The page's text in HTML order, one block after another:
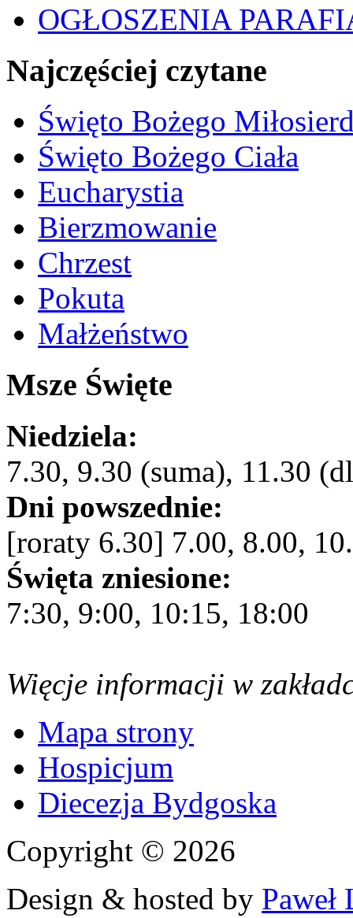
OGŁOSZENIA
Najczęściej czytane
Święto Bożego
Święto Bożego Ciała
Eucharystia
Bierzmowanie
Chrzest
Pokuta
Małżeństwo
Msze Święte
Niedziela:
7.30, 9.30 (suma), 11.30
Dni powszednie:
[roraty 6.30] 7.00, 8.00,
Święta zniesione:
7:30, 9:00, 10:15, 18:00
Więcje informacji w
Mapa strony
Hospicjum
Diecezja Bydgoska
Copyright © 2026
Design & hosted by